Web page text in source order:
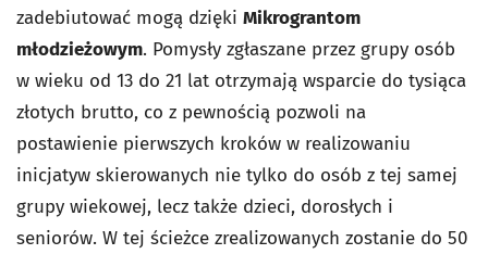
zadebiutować mogą dzięki Mikrograntom
młodzieżowym. Pomysły zgłaszane przez grupy osób
w wieku od 13 do 21 lat otrzymają wsparcie do tysiąca
złotych brutto, co z pewnością pozwoli na
postawienie pierwszych kroków w realizowaniu
inicjatyw skierowanych nie tylko do osób z tej samej
grupy wiekowej, lecz także dzieci, dorosłych i
seniorów. W tej ścieżce zrealizowanych zostanie do 50